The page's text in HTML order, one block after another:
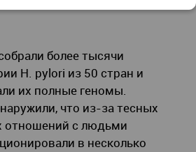
более тысячи
H. pylori из 50 стран и
их полные геномы.
что из-за тесных
отношений с людьми
в несколько